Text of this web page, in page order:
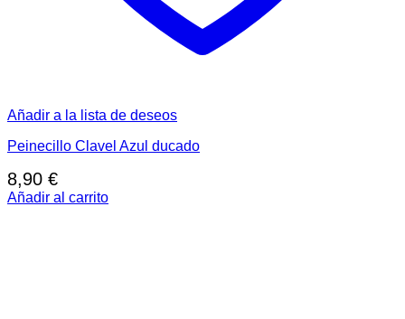
Añadir a la lista de deseos
Peinecillo Clavel Azul ducado
8,90 €
Añadir al carrito